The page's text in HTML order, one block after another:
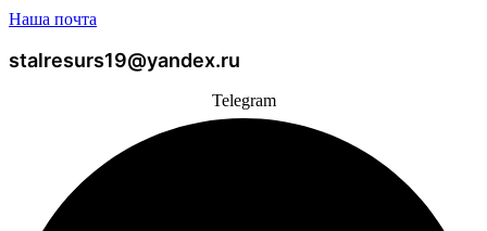
Наша почта
stalresurs19@yandex.ru
Telegram